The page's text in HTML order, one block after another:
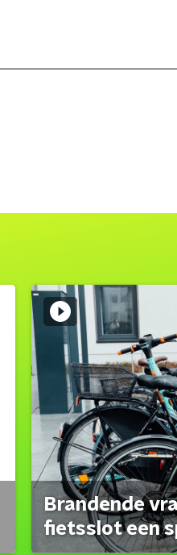
Brandende
fietsslot een